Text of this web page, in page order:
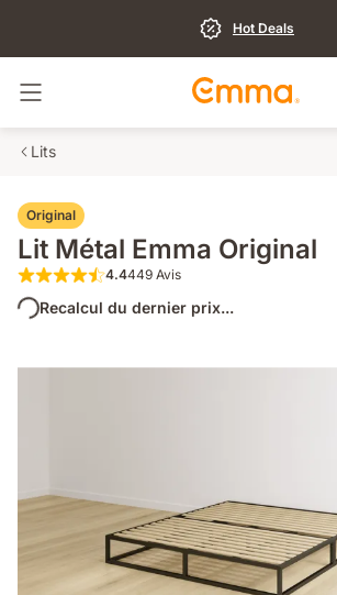
Hot Deals
Basculer la navigation
Lits
Original
Lit Métal Emma Original
4.4 sur 5 étoiles 449 Avis
4.4449 Avis
Recalcul du dernier prix...